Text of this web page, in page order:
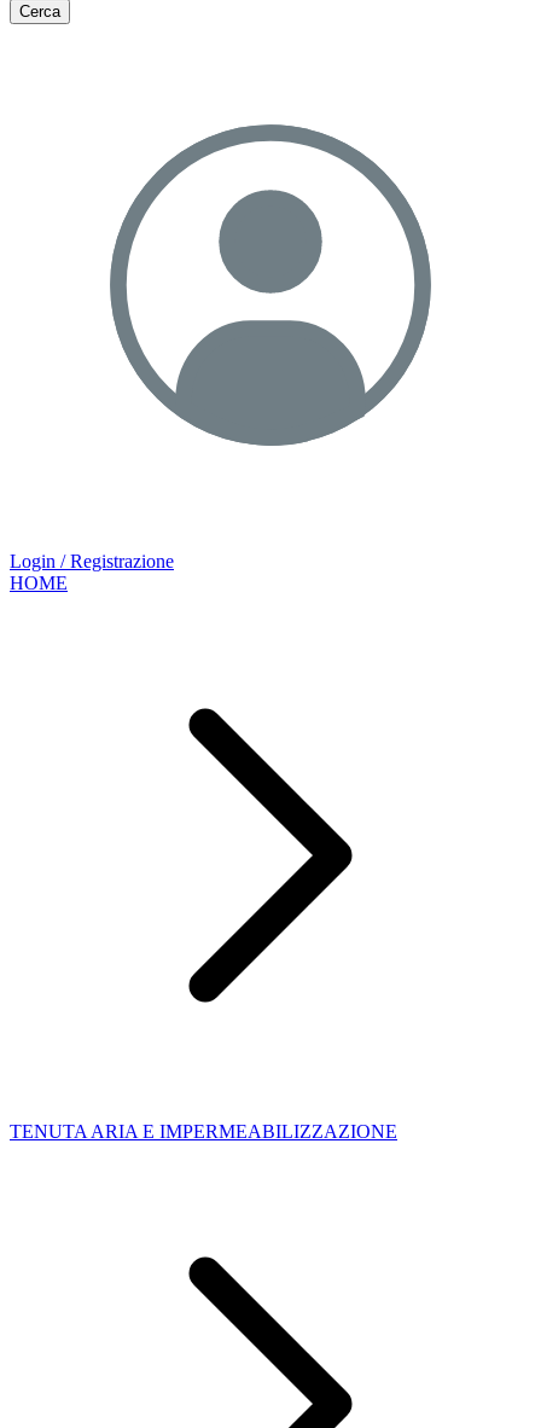
Cerca
Login / Registrazione
HOME
TENUTA ARIA E IMPERMEABILIZZAZIONE